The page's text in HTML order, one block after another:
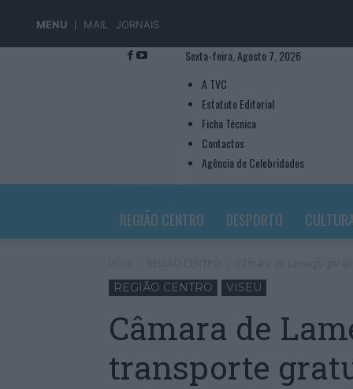
MENU MAIL JORNAIS
Sexta-feira, Agosto 7, 2026
A TVC
Estatuto Editorial
Ficha Técnica
Contactos
Agência de Celebridades
REGIÃO CENTRO DESPORTO
REGIÃO CENTRO VISEU
Câmara de
transporte